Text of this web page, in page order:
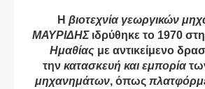
Η βιοτεχνία γεωργικών
ΜΑΥΡΙΔΗΣιδρύθηκε το 1970
Ημαθίας με αντικείμενο
την κατασκευή και εμπορία
μηχανημάτων, όπως